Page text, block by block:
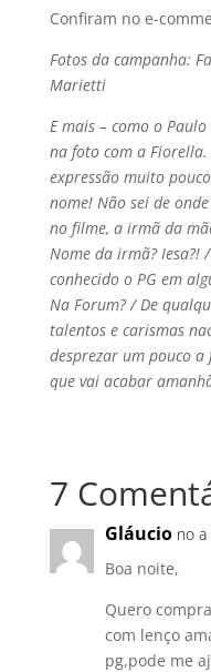
Confiram no e-
Fotos da campanha:
Marietti
E mais – como o
na foto com a
expressão muito
nome! Não sei de
no filme, a irmã da
Nome da irmã? Iesa?!
conhecido o PG em
Na Forum? / De
talentos e carismas
desprezar um pouco
que vai acabar
7
Gláucio no
Boa noite,
Quero
com lenço
pg,pode me